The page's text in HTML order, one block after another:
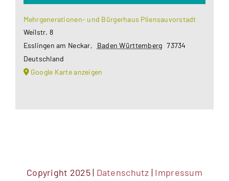
Mehrgenerationen- und Bürgerhaus Pliensauvorstadt
Weilstr. 8
Esslingen am Neckar, Baden Württemberg 73734
Deutschland
Google Karte anzeigen
Copyright 2025 | Datenschutz | Impressum